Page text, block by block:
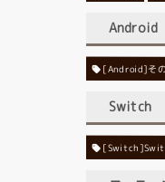
Android
[Android]そ
Switch